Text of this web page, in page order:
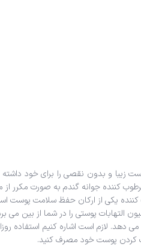
کننده جوانه گندم به صورت مکرر
یکی از ارکان حفظ سلامت پوست
است اشاره کنیم استفاده
کردن پوست خود مصرف کنید.